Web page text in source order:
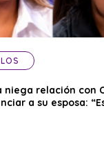
niega relación con
a su esposa: